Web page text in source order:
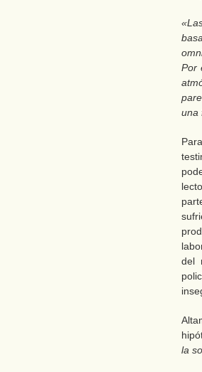
Por
una
del
la